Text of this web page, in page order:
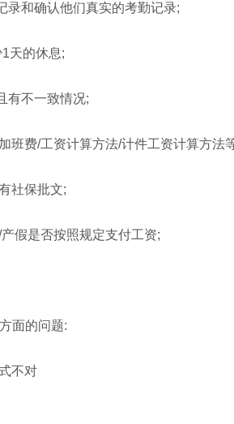
录和确认他们真实的考勤记录;
天的休息;
有不一致情况;
班费/工资计算方法/计件工资计算方法
社保批文;
假是否按照规定支付工资;
面的问题:
不对